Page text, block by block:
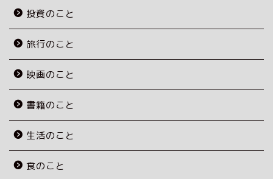
投資のこと
旅行のこと
映画のこと
書籍のこと
生活のこと
食のこと